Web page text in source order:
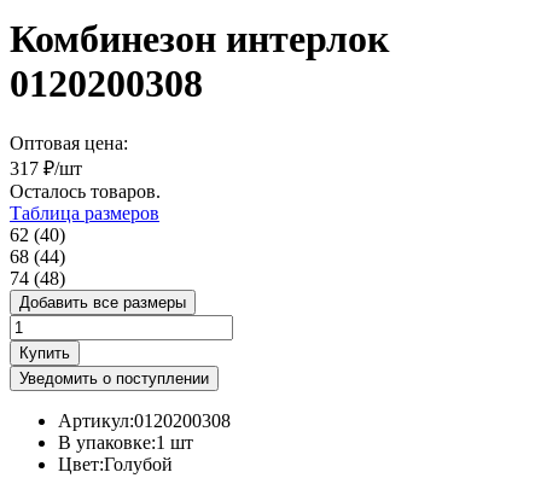
Комбинезон интерлок
0120200308
Оптовая цена:
317 ₽/шт
Осталось товаров.
Таблица размеров
62 (40)
68 (44)
74 (48)
Добавить все размеры
Купить
Уведомить о поступлении
Артикул:0120200308
В упаковке:1 шт
Цвет:Голубой